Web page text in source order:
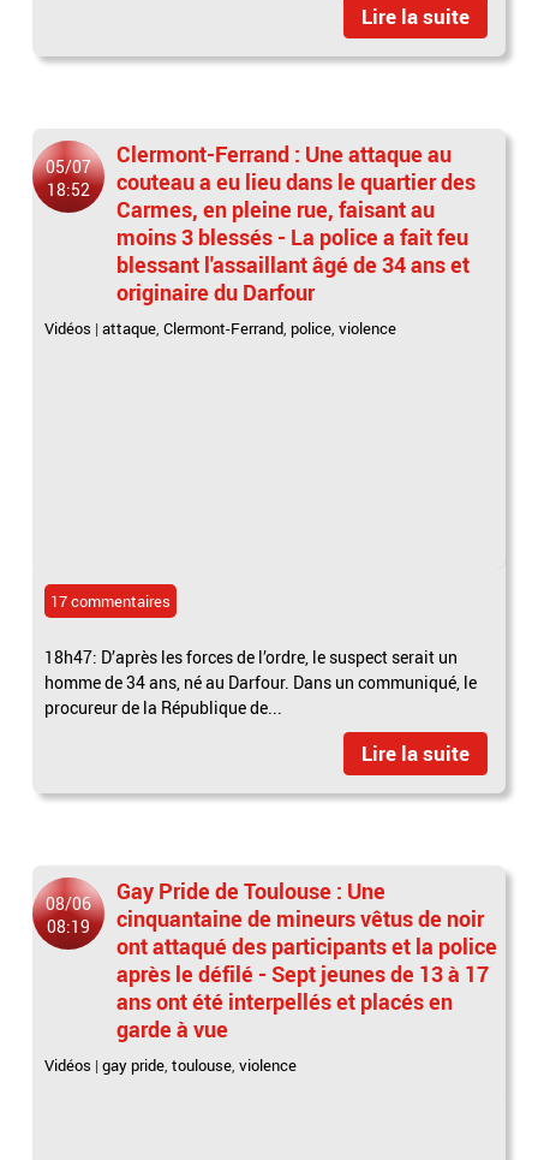
Lire la suite
05/07
18:52
Clermont-Ferrand : Une attaque au
couteau a eu lieu dans le quartier des
Carmes, en pleine rue, faisant au
moins 3 blessés - La police a fait feu
blessant l'assaillant âgé de 34 ans et
originaire du Darfour
Vidéos |attaque,Clermont-Ferrand, police,violence
17 commentaires
18h47: D’après les forces de l’ordre, le suspect serait un
homme de 34 ans, né au Darfour. Dans un communiqué, le
procureur de la République de...
Lire la suite
08/06
08:19
Gay Pride de Toulouse : Une
cinquantaine de mineurs vêtus de noir
ont attaqué des participants et la police
après le défilé - Sept jeunes de 13 à 17
ans ont été interpellés et placés en
garde à vue
Vidéos |gay pride,toulouse,violence